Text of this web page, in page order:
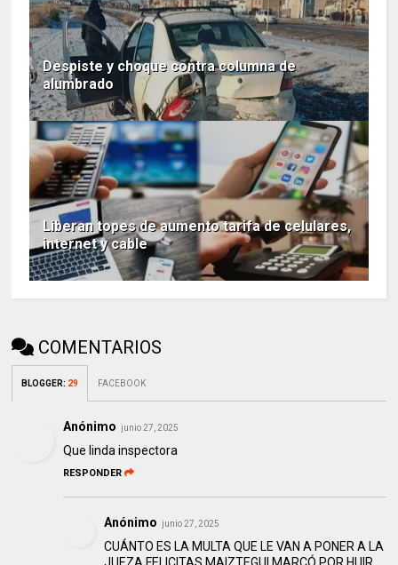
Despiste y choque contra columna de
alumbrado
Liberan topes de aumento tarifa de celulares,
internet y cable
COMENTARIOS
BLOGGER: 29 FACEBOOK
Anónimo junio 27, 2025
Que linda inspectora
RESPONDER
Anónimo junio 27, 2025
CUÁNTO ES LA MULTA QUE LE VAN A PONER A LA